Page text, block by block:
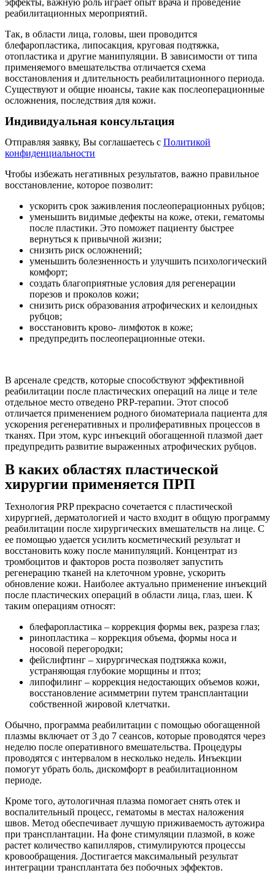
эффекты, важную роль играет опыт врача и проведение
реабилитационных мероприятий.
Так, в области лица, головы, шеи проводится
блефаропластика, липосакция, круговая подтяжка,
отопластика и другие манипуляции. В зависимости от типа
применяемого вмешательства отличается схема
восстановления и длительность реабилитационного периода.
Существуют и общие нюансы, такие как послеоперационные
осложнения, последствия для кожи.
Индивидуальная консультация
Отправляя заявку, Вы соглашаетесь с Политикой
конфиденциальности
Чтобы избежать негативных результатов, важно правильное
восстановление, которое позволит:
ускорить срок заживления послеоперационных рубцов;
уменьшить видимые дефекты на коже, отеки, гематомы
после пластики. Это поможет пациенту быстрее
вернуться к привычной жизни;
снизить риск осложнений;
уменьшить болезненность и улучшить психологический
комфорт;
создать благоприятные условия для регенерации
порезов и проколов кожи;
снизить риск образования атрофических и келоидных
рубцов;
восстановить крово- лимфоток в коже;
предупредить послеоперационные отеки.
В арсенале средств, которые способствуют эффективной
реабилитации после пластических операций на лице и теле
отдельное место отведено PRP-терапии. Этот способ
отличается применением родного биоматериала пациента для
ускорения регенеративных и пролиферативных процессов в
тканях. При этом, курс инъекций обогащенной плазмой дает
предупредить развитие выраженных атрофических рубцов.
В каких областях пластической
хирургии применяется ПРП
Технология PRP прекрасно сочетается с пластической
хирургией, дерматологией и часто входит в общую программу
реабилитации после хирургических вмешательств на лице. С
ее помощью удается усилить косметический результат и
восстановить кожу после манипуляций. Концентрат из
тромбоцитов и факторов роста позволяет запустить
регенерацию тканей на клеточном уровне, ускорить
обновление кожи. Наиболее актуально применение инъекций
после пластических операций в области лица, глаз, шеи. К
таким операциям относят:
блефаропластика – коррекция формы век, разреза глаз;
ринопластика – коррекция объема, формы носа и
носовой перегородки;
фейслифтинг – хирургическая подтяжка кожи,
устраняющая глубокие морщины и птоз;
липофилинг – коррекция недостающих объемов кожи,
восстановление асимметрии путем трансплантации
собственной жировой клетчатки.
Обычно, программа реабилитации с помощью обогащенной
плазмы включает от 3 до 7 сеансов, которые проводятся через
неделю после оперативного вмешательства. Процедуры
проводятся с интервалом в несколько недель. Инъекции
помогут убрать боль, дискомфорт в реабилитационном
периоде.
Кроме того, аутологичная плазма помогает снять отек и
воспалительный процесс, гематомы в местах наложения
швов. Метод обеспечивает лучшую приживаемость аутожира
при трансплантации. На фоне стимуляции плазмой, в коже
растет количество капилляров, стимулируются процессы
кровообращения. Достигается максимальный результат
интеграции трансплантата без побочных эффектов.